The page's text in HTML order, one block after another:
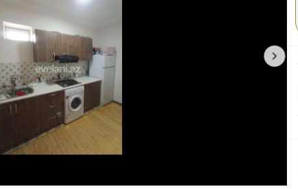
Qaraj